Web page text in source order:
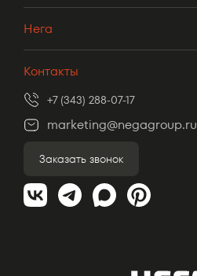
Нега
Контакты
+7 (343) 288-07-17
marketing@negagroup.ru
Заказать звонок